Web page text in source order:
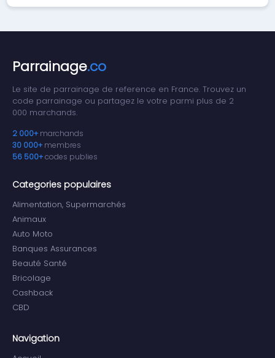
Parrainage.co
Le site de parrainage de reference en France. Trouvez un
code parrainage ou partagez le votre parmi plus de 2
000 marchands.
2 000+ marchands
30 000+ membres
56 500+codes publies
Categories populaires
Alimentation, Supermarchés
Animaux
Auto Moto
Banques Assurances
Beauté Santé
Bricolage
Cashback
CBD
Navigation